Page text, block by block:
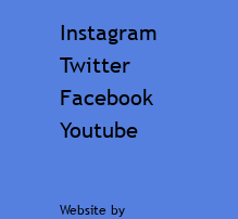
Instagram
Twitter
Facebook
Youtube
Website by